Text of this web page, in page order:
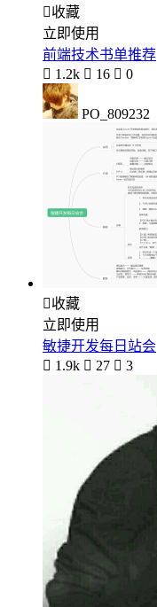
收藏
立即使用
前端技术书单推荐
 1.2k  16  0
PO_809232
收藏
立即使用
敏捷开发每日站会
 1.9k  27  3